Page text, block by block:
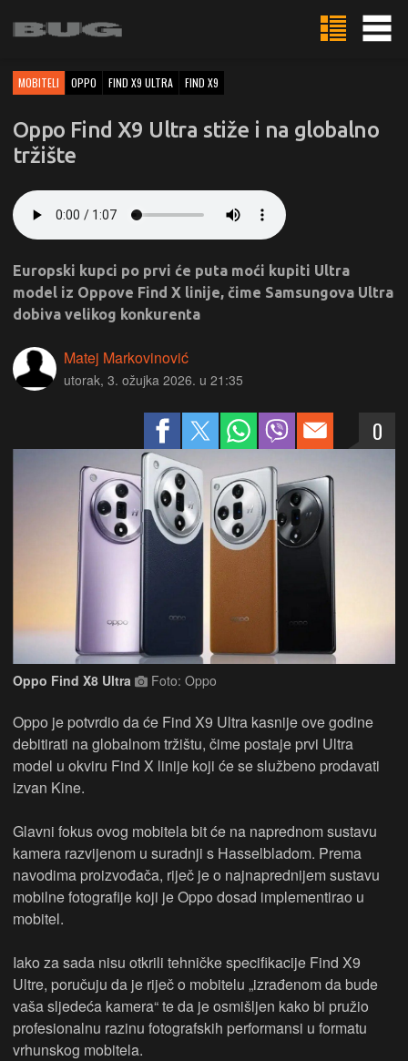
MOBITELI OPPO FIND X9 ULTRA FIND X9
Oppo Find X9 Ultra stiže i na globalno
tržište
Europski kupci po prvi će puta moći kupiti Ultra
model iz Oppove Find X linije, čime Samsungova Ultra
dobiva velikog konkurenta
Matej Markovinović
utorak, 3. ožujka 2026. u 21:35
0
Oppo Find X8 Ultra Foto: Oppo
Oppo je potvrdio da će Find X9 Ultra kasnije ove godine
debitirati na globalnom tržištu, čime postaje prvi Ultra
model u okviru Find X linije koji će se službeno prodavati
izvan Kine.
Glavni fokus ovog mobitela bit će na naprednom sustavu
kamera razvijenom u suradnji s Hasselbladom. Prema
navodima proizvođača, riječ je o najnaprednijem sustavu
mobilne fotografije koji je Oppo dosad implementirao u
mobitel.
Iako za sada nisu otkrili tehničke specifikacije Find X9
Ultre, poručuju da je riječ o mobitelu „izrađenom da bude
vaša sljedeća kamera“ te da je osmišljen kako bi pružio
profesionalnu razinu fotografskih performansi u formatu
vrhunskog mobitela.